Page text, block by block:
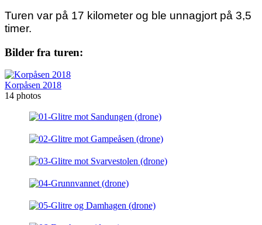
Turen var på 17 kilometer og ble unnagjort på 3,5
timer.
Bilder fra turen:
Korpåsen 2018
14 photos